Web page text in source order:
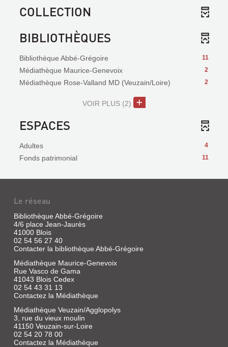
COLLECTION
BIBLIOTHÈQUES
11
Bibliothèque Abbé-Grégoire
2
Médiathèque Maurice-Genevoix
2
Médiathèque Rose-Valland MD (Veuzain/Loire)
VOIR PLUS (2)
ESPACES
4
Adultes
11
Fonds patrimonial
Le réseau
Bibliothèque Abbé-Grégoire
4/6 place Jean-Jaurès
41000 Blois
02 54 56 27 40
Contacter la bibliothèque Abbé-Grégoire
Médiathèque Maurice-Genevoix
Rue Vasco de Gama
41043 Blois Cedex
02 54 43 31 13
Contactez la Médiathèque
Médiathèque Veuzain/Agglopolys
3, rue du vieux moulin
41150 Veuzain-sur-Loire
02 54 20 78 00
Contactez la Médiathèque